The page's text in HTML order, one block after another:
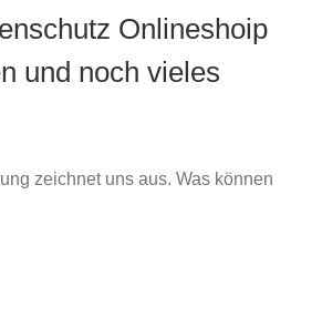
Onlineshoip
und noch vieles
zeichnet uns aus. Was können